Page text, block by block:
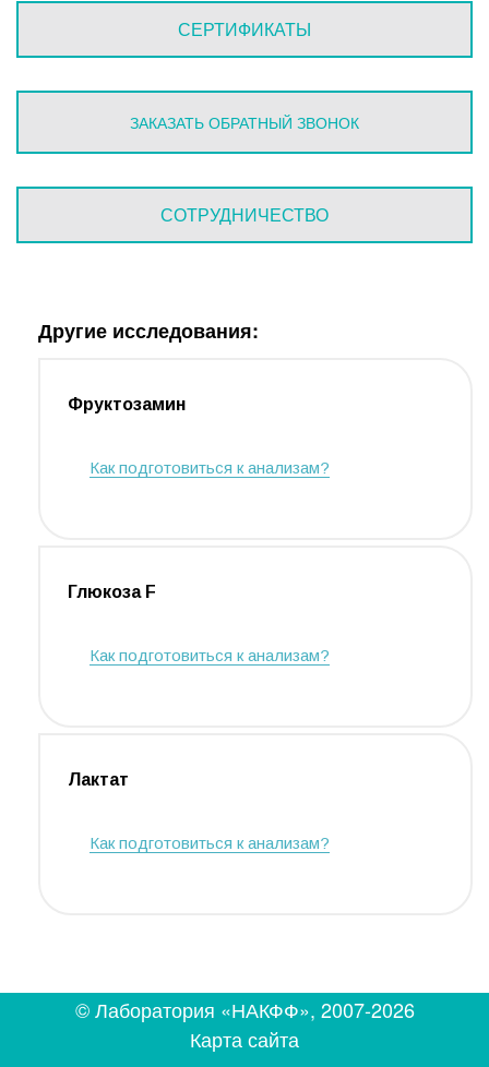
СЕРТИФИКАТЫ
ЗАКАЗАТЬ ОБРАТНЫЙ ЗВОНОК
СОТРУДНИЧЕСТВО
Другие исследования:
Фруктозамин
Как подготовиться к анализам?
Глюкоза F
Как подготовиться к анализам?
Лактат
Как подготовиться к анализам?
© Лаборатория «НАКФФ», 2007-2026
Карта сайта